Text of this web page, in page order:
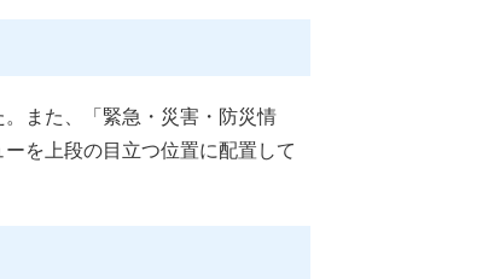
また、「緊急・災害・防災情
を上段の目立つ位置に配置して